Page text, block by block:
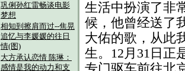
巩俐孙红雷畅谈电影
梦想
相知到擦肩而过--焦晃
追忆与李媛媛的往日
情(图)
大方承认恋情 陈琳：
感情是我的动力和支
生活中扮演了非
候，他曾经送了
大佑的歌，从此
生。12月31日正